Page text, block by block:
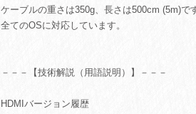
ケーブルの重さは350g、長さは500cm (5m)で
全てのOSに対応しています。
－－－【技術解説（用語説明）】－－－
HDMIバージョン履歴